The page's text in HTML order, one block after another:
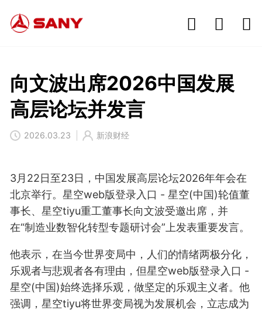
向文波出席2026中国发展
高层论坛并发言
2026.03.23 新浪财经
3月22日至23日，中国发展高层论坛2026年年会在
北京举行。星空web版登录入口 - 星空(中国)轮值董
事长、星空tiyu重工董事长向文波受邀出席，并
在“制造业数智化转型专题研讨会”上发表重要发言。
他表示，在当今世界变局中，人们的情绪两极分化，
乐观者与悲观者各有理由，但星空web版登录入口 -
星空(中国)始终选择乐观，做坚定的乐观主义者。他
强调，星空tiyu将世界变局视为发展机会，立志成为